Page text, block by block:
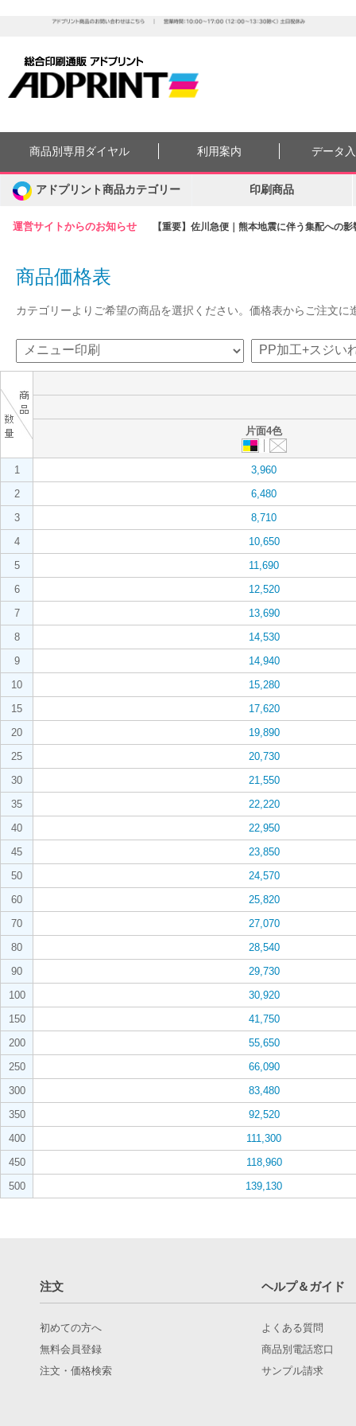
運営サイトからのお知らせ 【重要】佐川急便｜熊本地震に伴う集配への
商品別専用ダイヤル 利用案内 データ
アドプリント商品カテゴリー 印刷商品
商品価格表
カテゴリーよりご希望の商品を選択ください。価格表からご注文に
片面4色
1
3,960
2
6,480
3
8,710
4
10,650
5
11,690
6
12,520
7
13,690
8
14,530
9
14,940
10
15,280
15
17,620
20
19,890
25
20,730
30
21,550
35
22,220
40
22,950
45
23,850
50
24,570
60
25,820
70
27,070
80
28,540
90
29,730
100
30,920
150
41,750
200
55,650
250
66,090
300
83,480
350
92,520
400
111,300
450
118,960
500
139,130
注文 ヘルプ＆ガイド
初めての方へ
無料会員登録
注文・価格検索
よくある質問
商品別電話窓口
サンプル請求